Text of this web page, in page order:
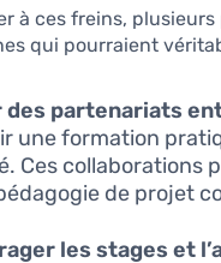
à ces freins,
qui pourraient
des partenariats
une formation
Ces collaborations
de projet
les stages et